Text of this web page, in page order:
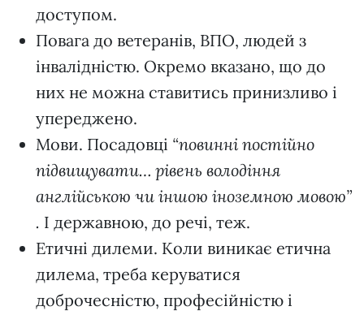
доступом.
Повага до ветеранів, ВПО, людей з
інвалідністю. Окремо вказано, що до
них не можна ставитись принизливо і
упереджено.
Мови. Посадовці “повинні постійно
підвищувати… рівень володіння
англійською чи іншою іноземною мовою”
. І державною, до речі, теж.
Етичні дилеми. Коли виникає етична
дилема, треба керуватися
доброчесністю, професійністю і